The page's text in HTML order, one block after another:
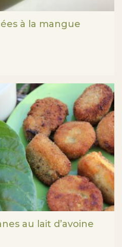
à la mangue
au lait d’avoine